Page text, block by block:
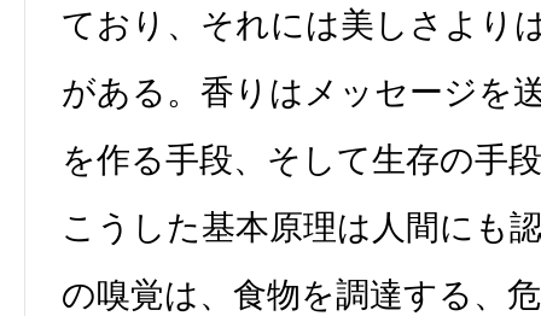
ており、それには美しさより
がある。香りはメッセージを
を作る手段、そして生存の手
こうした基本原理は人間にも
の嗅覚は、食物を調達する、